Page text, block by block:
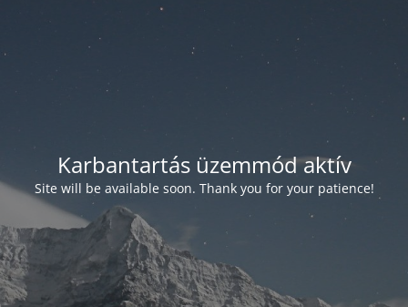
Karbantartás üzemmód aktív
Site will be available soon. Thank you for your patience!